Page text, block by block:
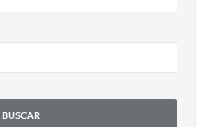
BUSCAR